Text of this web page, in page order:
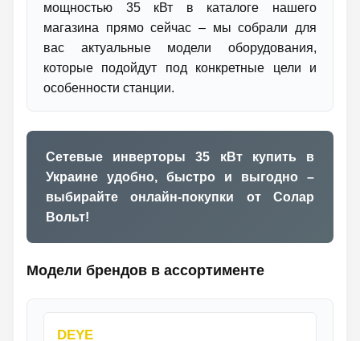
мощностью 35 кВт в каталоге нашего
магазина прямо сейчас – мы собрали для
вас актуальные модели оборудования,
которые подойдут под конкретные цели и
особенности станции.
Сетевые инверторы 35 кВт купить в
Украине удобно, быстро и выгодно –
выбирайте онлайн-покупки от Солар
Вольт!
Модели брендов в ассортименте
DEYE